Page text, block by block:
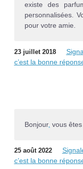
existe des
personnalisées.
pour votre amie.
23 juillet 2018
c’est la bonne
Bonjour, vous
25 août 2022
c’est la bonne